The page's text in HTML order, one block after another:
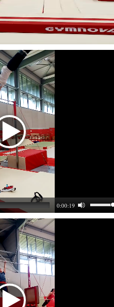
0:00:19